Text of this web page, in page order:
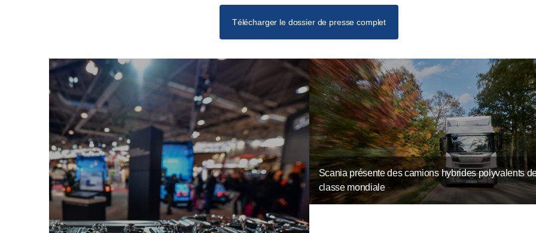
Télécharger le dossier de presse complet
Scania présente des camions hybrides polyvalents
classe mondiale